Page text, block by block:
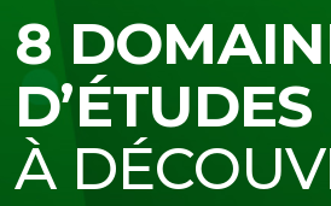
8
D’ÉTUDES
À